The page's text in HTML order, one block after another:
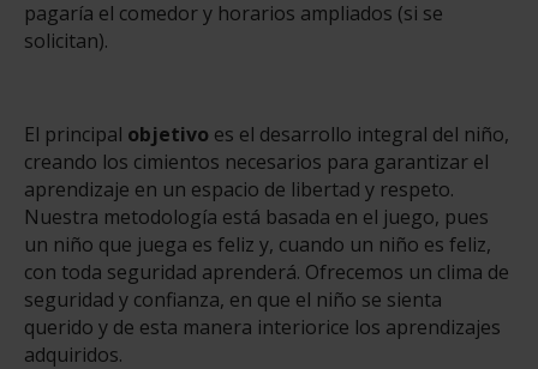
pagaría el comedor y horarios ampliados (si se
solicitan).
El principal objetivo es el desarrollo integral del niño,
creando los cimientos necesarios para garantizar el
aprendizaje en un espacio de libertad y respeto.
Nuestra metodología está basada en el juego, pues
un niño que juega es feliz y, cuando un niño es feliz,
con toda seguridad aprenderá. Ofrecemos un clima de
seguridad y confianza, en que el niño se sienta
querido y de esta manera interiorice los aprendizajes
adquiridos.